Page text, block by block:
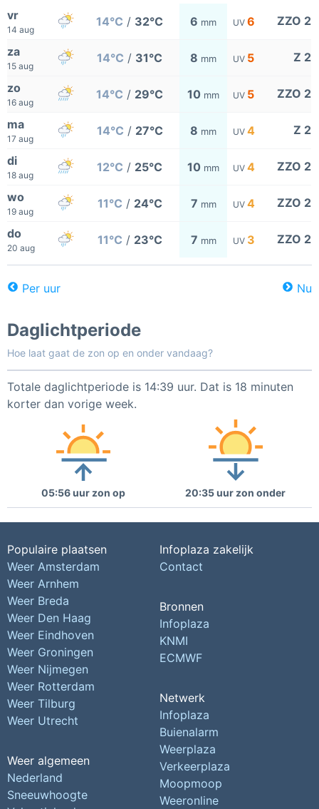
vr
14 aug
14°C / 32°C 6 mm UV 6 ZZO 2
za
15 aug
14°C / 31°C 8 mm UV 5 Z 2
zo
16 aug
14°C / 29°C 10 mm UV 5 ZZO 2
ma
17 aug
14°C / 27°C 8 mm UV 4 Z 2
di
18 aug
12°C / 25°C 10 mm UV 4 ZZO 2
wo
19 aug
11°C / 24°C 7 mm UV 4 ZZO 2
do
20 aug
11°C / 23°C 7 mm UV 3 ZZO 2
Per uur Nu
Daglichtperiode
Hoe laat gaat de zon op en onder vandaag?
Totale daglichtperiode is 14:39 uur. Dat is 18 minuten
korter dan vorige week.
05:56 uur zon op 20:35 uur zon onder
Populaire plaatsen
Weer Amsterdam
Weer Arnhem
Weer Breda
Weer Den Haag
Weer Eindhoven
Weer Groningen
Weer Nijmegen
Weer Rotterdam
Weer Tilburg
Weer Utrecht
Weer algemeen
Nederland
Sneeuwhoogte
Infoplaza zakelijk
Contact
Bronnen
Infoplaza
KNMI
ECMWF
Netwerk
Infoplaza
Buienalarm
Weerplaza
Verkeerplaza
Moopmoop
Weeronline